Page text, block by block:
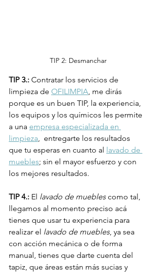
TIP 2: Desmanchar
TIP 3.: Contratar los servicios de
limpieza de OFILIMPIA, me dirás
porque es un buen TIP, la experiencia,
los equipos y los químicos les permite
a una empresa especializada en
limpieza,  entregarte los resultados
que tu esperas en cuanto al lavado de
muebles; sin el mayor esfuerzo y con
los mejores resultados.
TIP 4.: El lavado de muebles como tal,
llegamos al momento preciso acá
tienes que usar tu experiencia para
realizar el lavado de muebles, ya sea
con acción mecánica o de forma
manual, tienes que darte cuenta del
tapiz, que áreas están más sucias y